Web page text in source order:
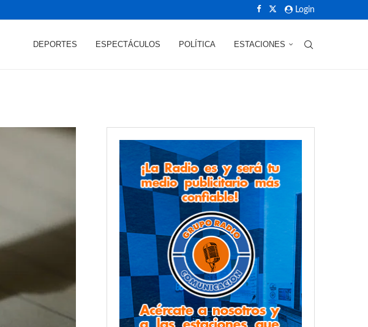
Login
DEPORTES ESPECTÁCULOS POLÍTICA ESTACIONES